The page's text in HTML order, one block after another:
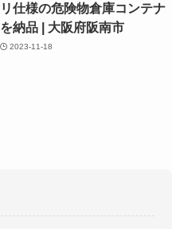
リ仕様の危険物倉庫コンテナ
を納品 | 大阪府阪南市
2023-11-18